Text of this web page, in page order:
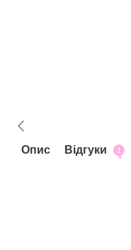
Опис Відгуки 1